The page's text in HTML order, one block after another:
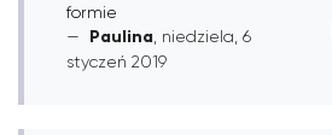
formie
Paulina , niedziela, 6
styczeń 2019